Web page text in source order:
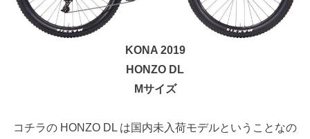
KONA 2019
HONZO DL
Mサイズ
コチラの HONZO DL は国内未入荷モデルということなの